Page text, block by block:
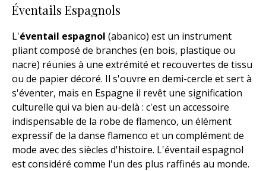
Éventails Espagnols
L'éventail espagnol (abanico) est un instrument
pliant composé de branches (en bois, plastique ou
nacre) réunies à une extrémité et recouvertes de tissu
ou de papier décoré. Il s'ouvre en demi-cercle et sert à
s'éventer, mais en Espagne il revêt une signification
culturelle qui va bien au-delà : c'est un accessoire
indispensable de la robe de flamenco, un élément
expressif de la danse flamenco et un complément de
mode avec des siècles d'histoire. L'éventail espagnol
est considéré comme l'un des plus raffinés au monde.